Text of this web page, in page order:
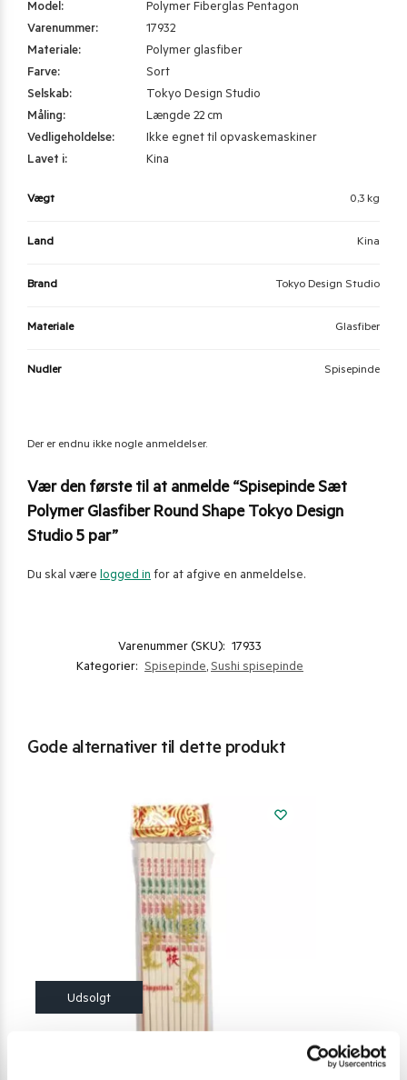
Model:
Polymer Fiberglas Pentagon
Varenummer:
17932
Materiale:
Polymer glasfiber
Farve:
Sort
Selskab:
Tokyo Design Studio
Måling:
Længde 22 cm
Vedligeholdelse:
Ikke egnet til opvaskemaskiner
Lavet i:
Kina
Vægt 0,3 kg
Land Kina
Brand Tokyo Design Studio
Materiale Glasfiber
Nudler Spisepinde
Der er endnu ikke nogle anmeldelser.
Vær den første til at anmelde “Spisepinde Sæt
Polymer Glasfiber Round Shape Tokyo Design
Studio 5 par”
Du skal være logged in for at afgive en anmeldelse.
Varenummer (SKU): 17933
Kategorier: Spisepinde, Sushi spisepinde
Gode alternativer til dette produkt